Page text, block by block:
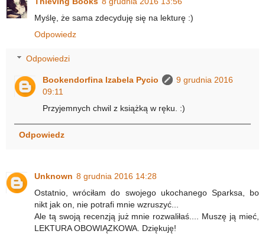
Myślę, że sama zdecyduję się na lekturę :)
Odpowiedz
Odpowiedzi
Bookendorfina Izabela Pycio
9 grudnia 2016
09:11
Przyjemnych chwil z książką w ręku. :)
Odpowiedz
Unknown 8 grudnia 2016 14:28
Ostatnio, wróciłam do swojego ukochanego Sparksa, bo
nikt jak on, nie potrafi mnie wzruszyć...
Ale tą swoją recenzją już mnie rozwaliłaś.... Muszę ją mieć,
LEKTURA OBOWIĄZKOWA. Dziękuję!